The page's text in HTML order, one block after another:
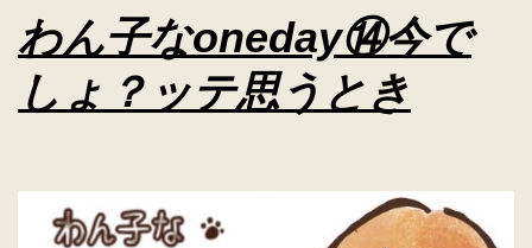
わん子なoneday⑭今で
しょ？ッテ思うとき